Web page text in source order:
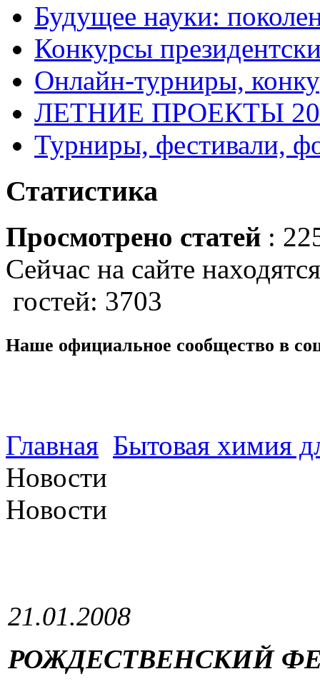
Будущее науки:
Конкурсы
Онлайн-турниры,
ЛЕТНИЕ ПРОЕКТЫ
Турниры, фестивали,
Статистика
Просмотрено статей :
Сейчас на сайте
гостей: 3703
Наше официальное сообщество в
Главная Бытовая химия
Новости
Новости
21.01.2008
РОЖДЕСТВЕНСКИЙ